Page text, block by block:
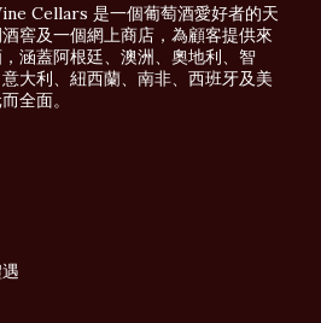
Cellars 是一個葡萄酒愛好者的天
窖及一個網上商店，為顧客提供來
涵蓋阿根廷、澳洲、奧地利、智
大利、紐西蘭、南非、西班牙及美
全面。